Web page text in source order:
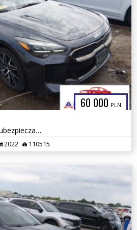
60 000 PLN
2022r., Gt-Line, 2.5L, od ubezpieczalni
2022 110515